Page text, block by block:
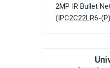
2MP IR Bullet
(IPC2C22LR6-